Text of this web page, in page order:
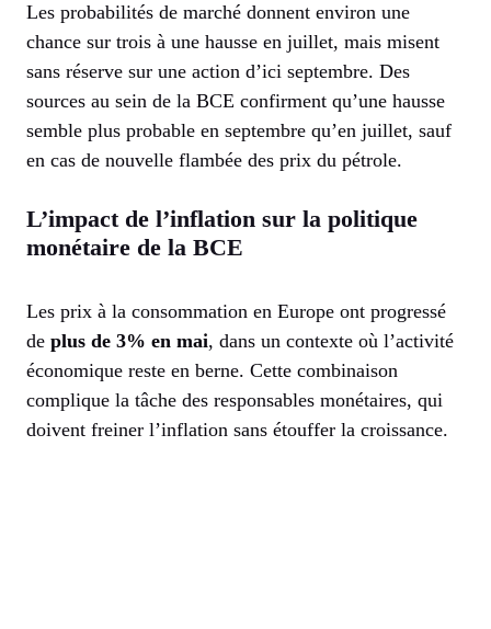
Les probabilités de marché donnent environ une
chance sur trois à une hausse en juillet, mais misent
sans réserve sur une action d’ici septembre. Des
sources au sein de la BCE confirment qu’une hausse
semble plus probable en septembre qu’en juillet, sauf
en cas de nouvelle flambée des prix du pétrole.
L’impact de l’inflation sur la politique
monétaire de la BCE
Les prix à la consommation en Europe ont progressé
de plus de 3% en mai, dans un contexte où l’activité
économique reste en berne. Cette combinaison
complique la tâche des responsables monétaires, qui
doivent freiner l’inflation sans étouffer la croissance.